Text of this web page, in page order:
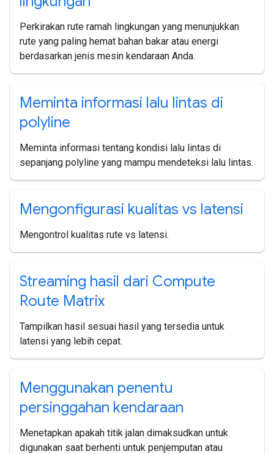
Perkirakan rute ramah lingkungan yang menunjukkan
rute yang paling hemat bahan bakar atau energi
berdasarkan jenis mesin kendaraan Anda.
Meminta informasi lalu lintas di
polyline
Meminta informasi tentang kondisi lalu lintas di
sepanjang polyline yang mampu mendeteksi lalu lintas.
Mengonfigurasi kualitas vs latensi
Mengontrol kualitas rute vs latensi.
Streaming hasil dari Compute
Route Matrix
Tampilkan hasil sesuai hasil yang tersedia untuk
latensi yang lebih cepat.
Menggunakan penentu
persinggahan kendaraan
Menetapkan apakah titik jalan dimaksudkan untuk
digunakan saat berhenti untuk penjemputan atau